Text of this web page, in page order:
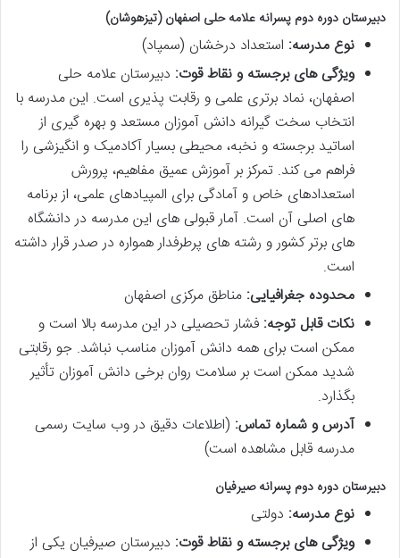
دبیرستان دوره دوم پسرانه علامه حلی اصفهان (تیزهوشان)
نوع مدرسه: استعداد درخشان (سمپاد)
ویژگی های برجسته و نقاط قوت: دبیرستان علامه حلی
اصفهان، نماد برتری علمی و رقابت پذیری است. این مدرسه با
انتخاب سخت گیرانه دانش آموزان مستعد و بهره گیری از
اساتید برجسته و نخبه، محیطی بسیار آکادمیک و انگیزشی را
فراهم می کند. تمرکز بر آموزش عمیق مفاهیم، پرورش
استعدادهای خاص و آمادگی برای المپیادهای علمی، از برنامه
های اصلی آن است. آمار قبولی های این مدرسه در دانشگاه
های برتر کشور و رشته های پرطرفدار همواره در صدر قرار داشته
است.
محدوده جغرافیایی: مناطق مرکزی اصفهان
نکات قابل توجه: فشار تحصیلی در این مدرسه بالا است و
ممکن است برای همه دانش آموزان مناسب نباشد. جو رقابتی
شدید ممکن است بر سلامت روان برخی دانش آموزان تأثیر
بگذارد.
آدرس و شماره تماس: (اطلاعات دقیق در وب سایت رسمی
مدرسه قابل مشاهده است)
دبیرستان دوره دوم پسرانه صیرفیان
نوع مدرسه: دولتی
ویژگی های برجسته و نقاط قوت: دبیرستان صیرفیان یکی از